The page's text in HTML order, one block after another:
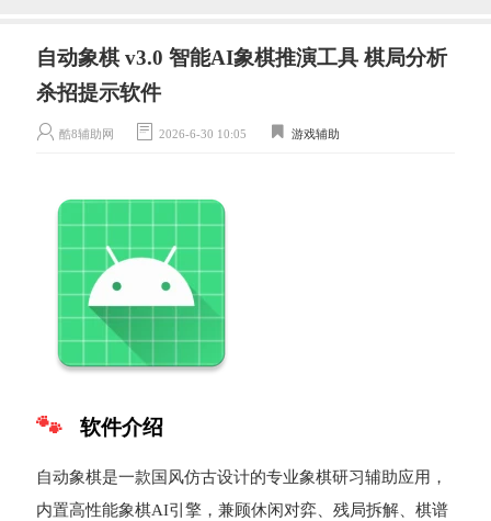
自动象棋 v3.0 智能AI象棋推演工具 棋局分析
杀招提示软件
酷8辅助网 2026-6-30 10:05 游戏辅助
软件介绍
自动象棋是一款国风仿古设计的专业象棋研习辅助应用，
内置高性能象棋AI引擎，兼顾休闲对弈、残局拆解、棋谱